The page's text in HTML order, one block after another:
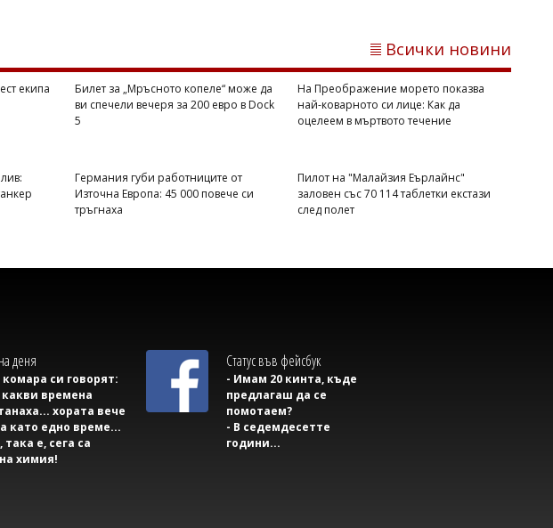
Димитър КИРЯКОВ
Ще се върне ли Натали Трифонова в
Всички новини
екипа
Билет за „Мръсното копеле“ може да
ви спечели вечеря за 200 евро в Dock
5
На Преображение морето показва
най-коварното си лице: Как да
оцелеем в мъртвото течение
Германия губи работниците от
Източна Европа: 45 000 повече си
тръгнаха
Пилот на "Малайзия Еърлайнс"
заловен със 70 114 таблетки екстази
след полет
деня
си говорят:
какви времена
хората вече
като едно време...
така е, сега са
химия!
Статус във фейсбук
- Имам 20 кинта, къде
предлагаш да се
помотаем?
- В седемдесетте
години...